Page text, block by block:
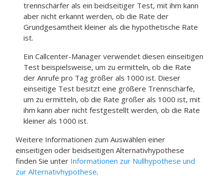
trennschärfer als ein beidseitiger Test, mit ihm kann
aber nicht erkannt werden, ob die Rate der
Grundgesamtheit kleiner als die hypothetische Rate
ist.
Ein Callcenter-Manager verwendet diesen einseitigen
Test beispielsweise, um zu ermitteln, ob die Rate
der Anrufe pro Tag größer als 1000 ist. Dieser
einseitige Test besitzt eine größere Trennschärfe,
um zu ermitteln, ob die Rate größer als 1000 ist, mit
ihm kann aber nicht festgestellt werden, ob die Rate
kleiner als 1000 ist.
Weitere Informationen zum Auswählen einer
einseitigen oder beidseitigen Alternativhypothese
finden Sie unter Informationen zur Nullhypothese und
zur Alternativhypothese.